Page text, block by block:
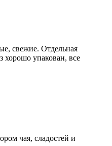
свежие. Отдельная
хорошо упакован, все
чая, сладостей и